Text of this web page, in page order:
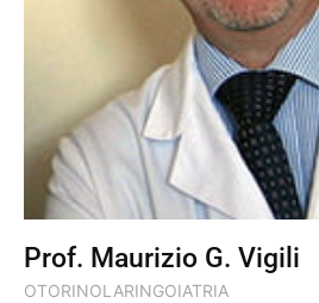
Prof. Maurizio G. Vigili
OTORINOLARINGOIATRIA